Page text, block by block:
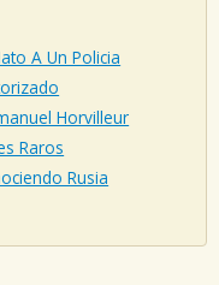
A Un Policia
Horvilleur
Raros
Rusia